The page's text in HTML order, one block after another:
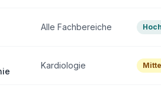
Alle Fachbereiche
Kardiologie